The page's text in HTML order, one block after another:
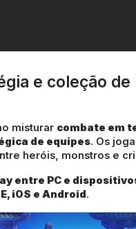
e coleção de
misturar combate em
de equipes. Os
heróis, monstros e
entre PC e
iOS e Android.